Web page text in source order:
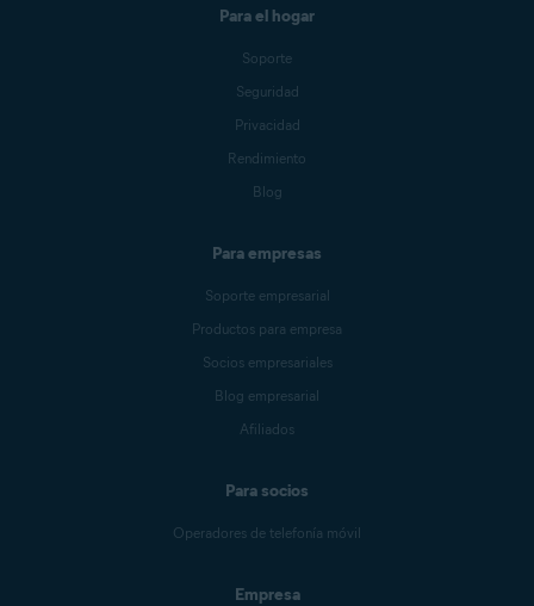
Para el hogar
Soporte
Seguridad
Privacidad
Rendimiento
Blog
Para empresas
Soporte empresarial
Productos para empresa
Socios empresariales
Blog empresarial
Afiliados
Para socios
Operadores de telefonía móvil
Empresa